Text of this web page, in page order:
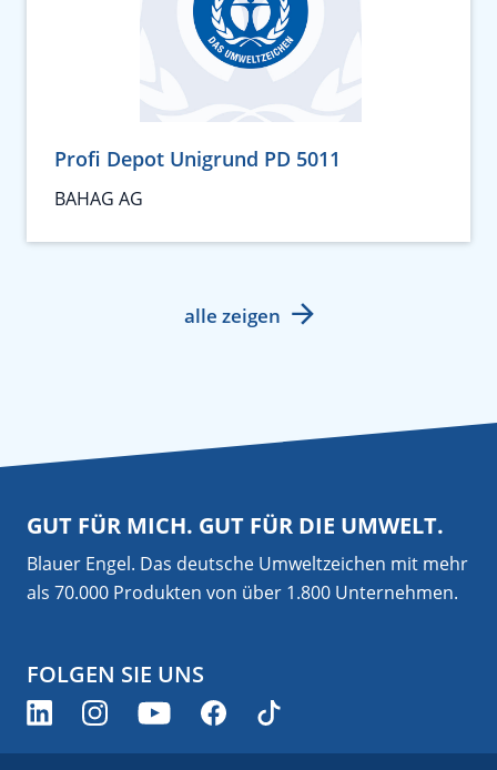
Profi Depot Unigrund PD 5011
BAHAG AG
alle zeigen
GUT FÜR MICH. GUT FÜR DIE UMWELT.
Blauer Engel. Das deutsche Umweltzeichen mit mehr
als 70.000 Produkten von über 1.800 Unternehmen.
FOLGEN SIE UNS